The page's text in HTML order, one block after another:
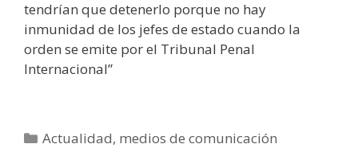
tendrían que detenerlo porque no hay
inmunidad de los jefes de estado cuando la
orden se emite por el Tribunal Penal
Internacional”
Categorías
Actualidad, medios de comunicación